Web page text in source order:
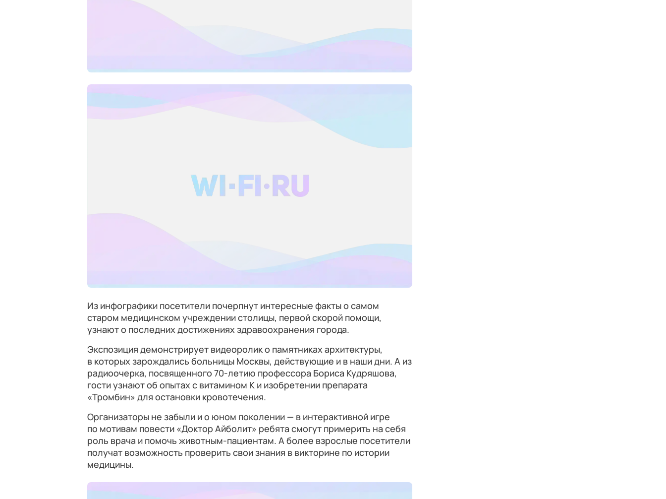
Из инфографики посетители почерпнут интересные факты о самом
старом медицинском учреждении столицы, первой скорой помощи,
узнают о последних достижениях здравоохранения города.
Экспозиция демонстрирует видеоролик о памятниках архитектуры,
в которых зарождались больницы Москвы, действующие и в наши дни. А из
радиоочерка, посвященного 70-летию профессора Бориса Кудряшова,
гости узнают об опытах с витамином К и изобретении препарата
«Тромбин» для остановки кровотечения.
Организаторы не забыли и о юном поколении — в интерактивной игре
по мотивам повести «Доктор Айболит» ребята смогут примерить на себя
роль врача и помочь животным-пациентам. А более взрослые посетители
получат возможность проверить свои знания в викторине по истории
медицины.